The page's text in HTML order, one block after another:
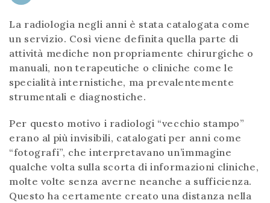
La radiologia negli anni è stata catalogata come
un servizio. Così viene definita quella parte di
attività mediche non propriamente chirurgiche o
manuali, non terapeutiche o cliniche come le
specialità internistiche, ma prevalentemente
strumentali e diagnostiche.
Per questo motivo i radiologi “vecchio stampo”
erano al più invisibili, catalogati per anni come
“fotografi”, che interpretavano un’immagine
qualche volta sulla scorta di informazioni cliniche,
molte volte senza averne neanche a sufficienza.
Questo ha certamente creato una distanza nella